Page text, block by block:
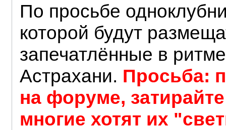
По просьбе
которой будут
запечатлённые в
Астрахани. Просьба:
на форуме,
многие хотят их